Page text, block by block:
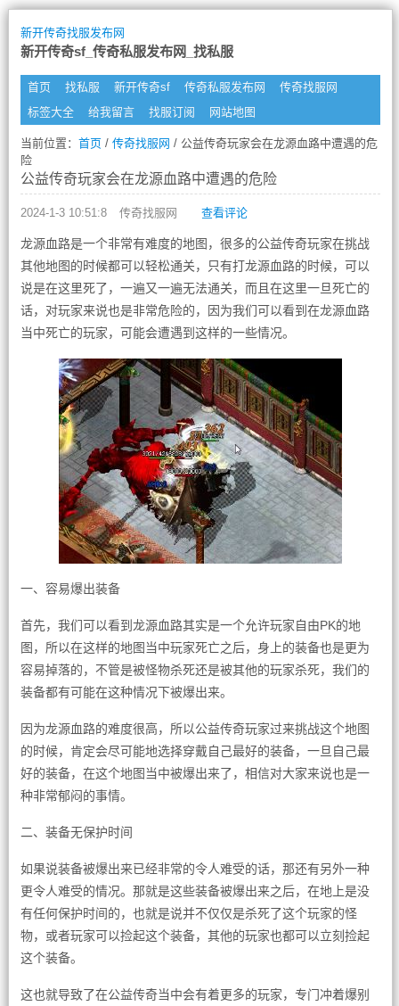
新开传奇找服发布网
新开传奇sf_传奇私服发布网_找私服
首页 找私服 新开传奇sf 传奇私服发布网
传奇找服网
标签大全
给我留言 找服订阅 网站地图
当前位置： 首页/ 传奇找服网 / 公益传奇玩家会在龙源血路中遭遇的危
险
公益传奇玩家会在龙源血路中遭遇的危险
2024-1-3 10:51:8 传奇找服网 查看评论
龙源血路是一个非常有难度的地图，很多的公益传奇玩家在挑战
其他地图的时候都可以轻松通关，只有打龙源血路的时候，可以
说是在这里死了，一遍又一遍无法通关，而且在这里一旦死亡的
话，对玩家来说也是非常危险的，因为我们可以看到在龙源血路
当中死亡的玩家，可能会遭遇到这样的一些情况。
一、容易爆出装备
首先，我们可以看到龙源血路其实是一个允许玩家自由PK的地
图，所以在这样的地图当中玩家死亡之后，身上的装备也是更为
容易掉落的，不管是被怪物杀死还是被其他的玩家杀死，我们的
装备都有可能在这种情况下被爆出来。
因为龙源血路的难度很高，所以公益传奇玩家过来挑战这个地图
的时候，肯定会尽可能地选择穿戴自己最好的装备，一旦自己最
好的装备，在这个地图当中被爆出来了，相信对大家来说也是一
种非常郁闷的事情。
二、装备无保护时间
如果说装备被爆出来已经非常的令人难受的话，那还有另外一种
更令人难受的情况。那就是这些装备被爆出来之后，在地上是没
有任何保护时间的，也就是说并不仅仅是杀死了这个玩家的怪
物，或者玩家可以捡起这个装备，其他的玩家也都可以立刻捡起
这个装备。
这也就导致了在公益传奇当中会有着更多的玩家，专门冲着爆别